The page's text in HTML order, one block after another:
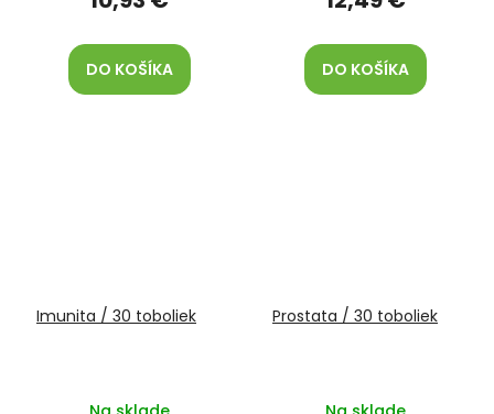
DO KOŠÍKA DO KOŠÍKA
Imunita / 30 toboliek Prostata / 30 toboliek